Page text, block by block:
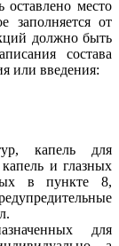
место
заполняется от
должно быть
состава
или введения:
капель для
и глазных
в пункте 8,
для